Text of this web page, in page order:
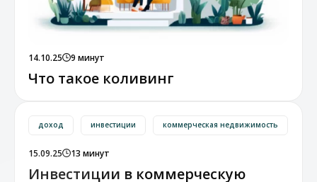
14.10.25 9 минут
Что такое коливинг
доход инвестиции коммерческая недвижимость
15.09.25 13 минут
Инвестиции в коммерческую